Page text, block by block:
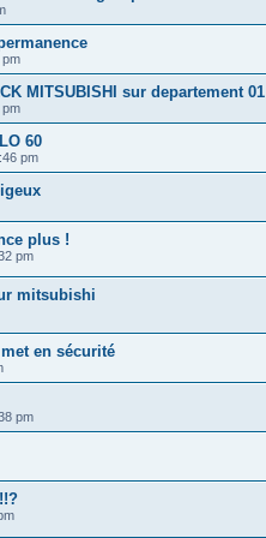
MITSUBISHI sur departement 01
60
pm
plus !
pm
mitsubishi
en sécurité
pm